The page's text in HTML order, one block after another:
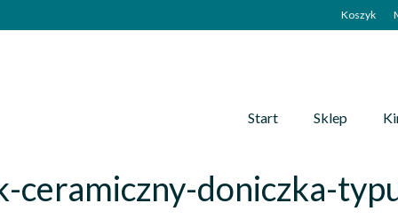
Koszyk
Start Sklep
ceramiczny-doniczka-